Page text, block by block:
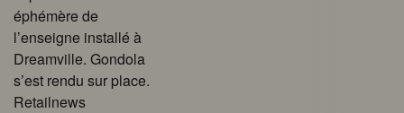
éphémère de
l’enseigne installé à
Dreamville. Gondola
s’est rendu sur place.
Retailnews